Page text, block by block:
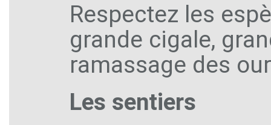
Respectez les
grande cigale,
ramassage des
Les sentiers